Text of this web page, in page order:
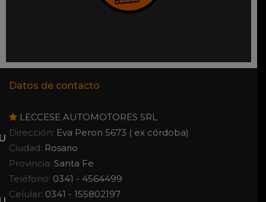
Datos de contacto
LECCESE AUTOMOTORES SRL
Dirección: Eva Peron 5673 ( ex córdoba)
Ciudad: Rosario
Provincia: Santa Fe
Teléfono: 0341 - 4564499
Celular: 0341 - 155802197